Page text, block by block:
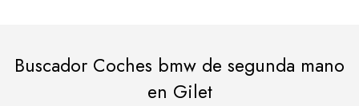
Buscador Coches bmw de segunda mano
en Gilet